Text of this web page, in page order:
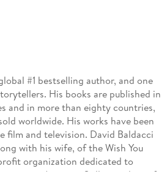
#1 bestselling author, and one
His books are published in
and in more than eighty countries,
worldwide. His works have been
film and television. David Baldacci
with his wife, of the Wish You
organization dedicated to
across America. Still a resident of